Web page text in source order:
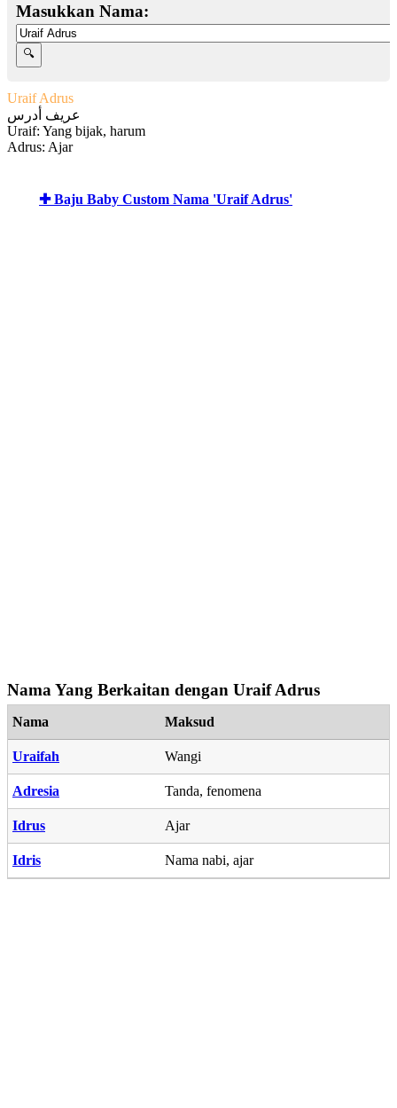
Masukkan Nama:
Uraif Adrus
عريف أدرس
Uraif: Yang bijak, harum
Adrus: Ajar
✚ Baju Baby Custom Nama 'Uraif Adrus'
Nama Yang Berkaitan dengan Uraif Adrus
Nama Maksud
Uraifah Wangi
Adresia Tanda, fenomena
Idrus Ajar
Idris Nama nabi, ajar